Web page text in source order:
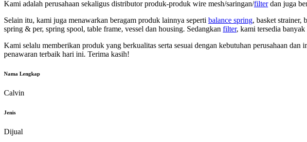
Kami adalah perusahaan sekaligus distributor produk-produk wire mesh/saringan/filterdan juga
Selain itu, kami juga menawarkan beragam produk lainnya seperti balance spring, basket strainer,
spring & per, spring spool, table frame, vessel dan housing. Sedangkan filter, kami tersedia banyak
Kami selalu memberikan produk yang berkualitas serta sesuai dengan kebutuhan perusahaan
penawaran terbaik hari ini. Terima kasih!
Nama Lengkap
Calvin
Jenis
Dijual